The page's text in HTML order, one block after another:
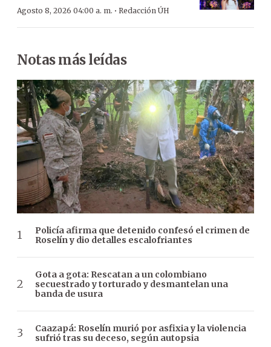
Agosto 8, 2026 04:00 a. m. · Redacción ÚH
Notas más leídas
Policía afirma que detenido confesó el crimen de
Roselín y dio detalles escalofriantes
Gota a gota: Rescatan a un colombiano
secuestrado y torturado y desmantelan una
banda de usura
Caazapá: Roselín murió por asfixia y la violencia
sufrió tras su deceso, según autopsia